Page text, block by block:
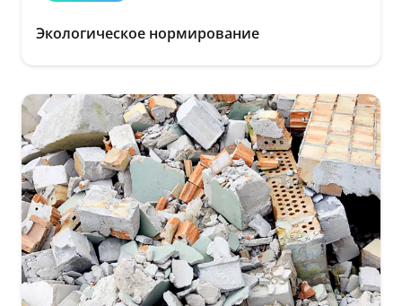
Экологическое нормирование